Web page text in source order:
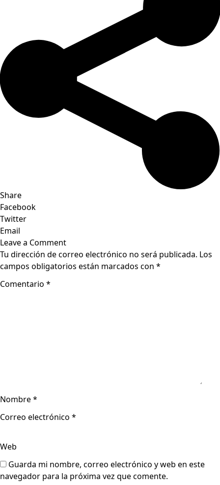
Share
Facebook
Twitter
Email
Leave a Comment
Tu dirección de correo electrónico no será publicada. Los
campos obligatorios están marcados con *
Comentario *
Nombre*
Correo electrónico *
Web
Guarda mi nombre, correo electrónico y web en este
navegador para la próxima vez que comente.